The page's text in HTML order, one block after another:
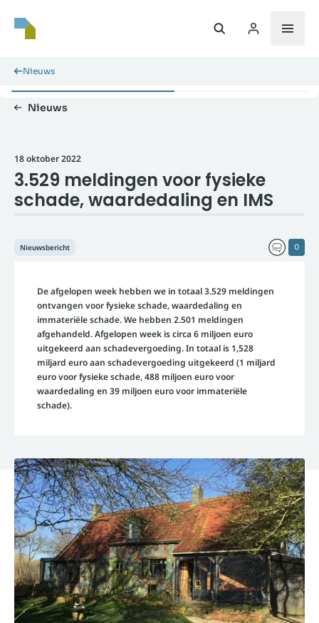
Nieuws
Nieuws
18 oktober 2022
3.529 meldingen voor fysieke
schade, waardedaling en IMS
0
Nieuwsbericht
De afgelopen week hebben we in totaal 3.529 meldingen
ontvangen voor fysieke schade, waardedaling en
immateriële schade. We hebben 2.501 meldingen
afgehandeld. Afgelopen week is circa 6 miljoen euro
uitgekeerd aan schadevergoeding. In totaal is 1,528
miljard euro aan schadevergoeding uitgekeerd (1 miljard
euro voor fysieke schade, 488 miljoen euro voor
waardedaling en 39 miljoen euro voor immateriële
schade).